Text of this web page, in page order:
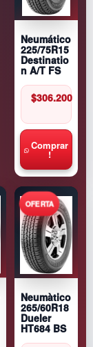
Neumático
225/75R15
Destinatio
n A/T FS
$306.200
Comprar
!
Neumàtico
265/60R18
Dueler
HT684 BS